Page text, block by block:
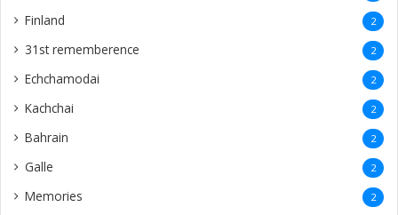
Finland 2
31st rememberence 2
Echchamodai 2
Kachchai 2
Bahrain 2
Galle 2
Memories 2